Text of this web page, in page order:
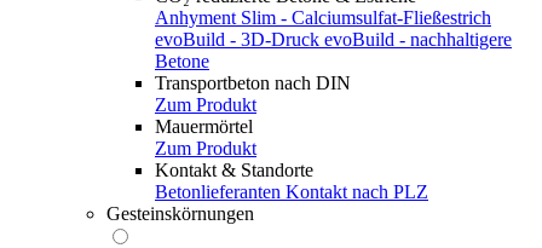
Anhyment Slim - Calciumsulfat-Fließestrich
evoBuild - 3D-Druck evoBuild - nachhaltigere
Betone
Transportbeton nach DIN
Zum Produkt
Mauermörtel
Zum Produkt
Kontakt & Standorte
Betonlieferanten Kontakt nach PLZ
Gesteinskörnungen